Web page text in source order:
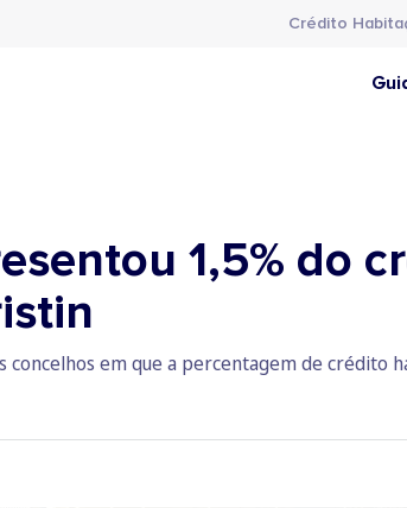
Crédito
1,5% do
concelhos em que a percentagem de crédito